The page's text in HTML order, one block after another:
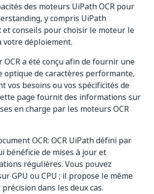
des moteurs UiPath OCR pour
y compris UiPath
et conseils pour choisir le moteur le
votre déploiement.
OCR a été conçu afin de fournir une
optique de caractères performante,
vos besoins ou vos spécificités de
page fournit des informations sur
en charge par les moteurs OCR
OCR: OCR UiPath défini par
bénéficie de mises à jour et
régulières. Vous pouvez
GPU ou CPU ; il propose le même
dans les deux cas.